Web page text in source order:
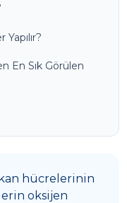
En Sık Görülen
kan hücrelerinin
oksijen